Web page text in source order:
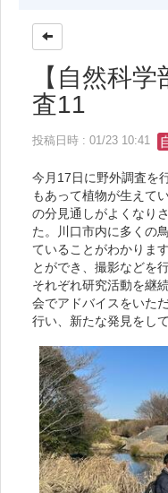
【自然科
査11
投稿日時 : 01/23 10:41
今月17日に野外調査を
もあって植物が生えて
の分見通しがよくなり
た。川口市内に多くの
ていることがわかりま
とができ、撮影などを
それぞれ研究活動を継
会でアドバイスをいた
行い、新たな発見をし